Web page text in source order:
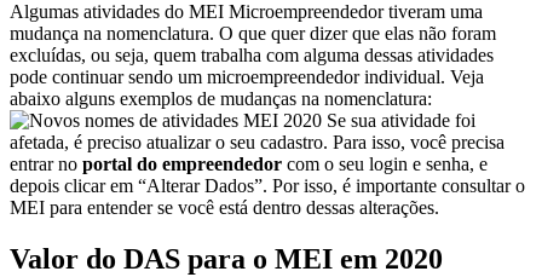
Algumas atividades do MEI Microempreendedor tiveram uma
mudança na nomenclatura. O que quer dizer que elas não foram
excluídas, ou seja, quem trabalha com alguma dessas atividades
pode continuar sendo um microempreendedor individual. Veja
abaixo alguns exemplos de mudanças na nomenclatura:
Se sua atividade foi
afetada, é preciso atualizar o seu cadastro. Para isso, você precisa
entrar no portal do empreendedor com o seu login e senha, e
depois clicar em “Alterar Dados”. Por isso, é importante consultar o
MEI para entender se você está dentro dessas alterações.
Valor do DAS para o MEI em 2020